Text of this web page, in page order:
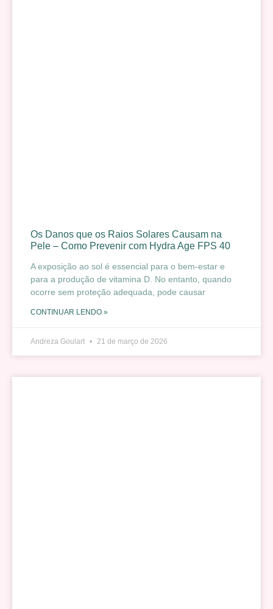
Os Danos que os Raios Solares Causam na
Pele – Como Prevenir com Hydra Age FPS 40
A exposição ao sol é essencial para o bem-estar e
para a produção de vitamina D. No entanto, quando
ocorre sem proteção adequada, pode causar
CONTINUAR LENDO »
Andreza Goulart 21 de março de 2026